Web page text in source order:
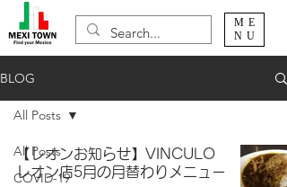
ME
NU
BLOG
All Posts
COVID-19
All Posts
【レオンお知らせ】VINCULO
レオン店5月の月替わりメニュー